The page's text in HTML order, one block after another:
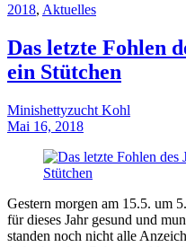
2018, Aktuelles
Das letzte Fohlen
ein Stütchen
Minishettyzucht Kohl
Mai 16, 2018
Gestern morgen am 15.5. um
für dieses Jahr gesund und
standen noch nicht alle